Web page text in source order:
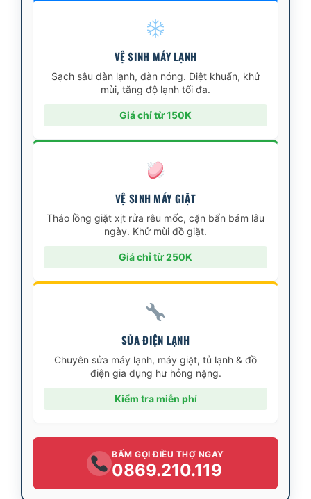
VỆ SINH MÁY LẠNH
Sạch sâu dàn lạnh, dàn nóng. Diệt khuẩn, khử
mùi, tăng độ lạnh tối đa.
Giá chỉ từ 150K
VỆ SINH MÁY GIẶT
Tháo lồng giặt xịt rửa rêu mốc, cặn bẩn bám lâu
ngày. Khử mùi đồ giặt.
Giá chỉ từ 250K
SỬA ĐIỆN LẠNH
Chuyên sửa máy lạnh, máy giặt, tủ lạnh & đồ
điện gia dụng hư hỏng nặng.
Kiểm tra miễn phí
BẤM GỌI ĐIỀU THỢ NGAY
0869.210.119